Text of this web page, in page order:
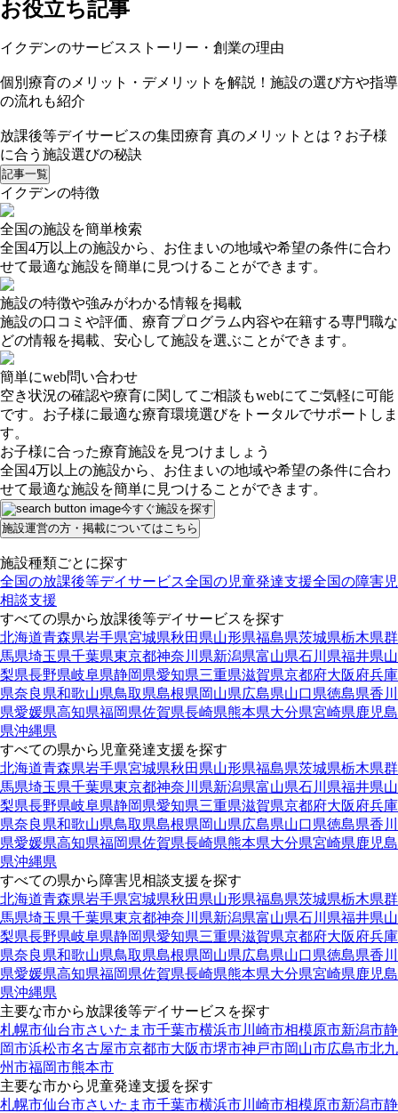
お役立ち記事
イクデンのサービスストーリー・創業の理由
個別療育のメリット・デメリットを解説！施設の選び方や指導
の流れも紹介
放課後等デイサービスの集団療育 真のメリットとは？お子様
に合う施設選びの秘訣
記事一覧
イクデンの特徴
全国の施設を簡単検索
全国4万以上の施設から、お住まいの地域や希望の条件に合わ
せて最適な施設を簡単に見つけることができます。
施設の特徴や強みがわかる情報を掲載
施設の口コミや評価、療育プログラム内容や在籍する専門職な
どの情報を掲載、安心して施設を選ぶことができます。
簡単にweb問い合わせ
空き状況の確認や療育に関してご相談もwebにてご気軽に可能
です。お子様に最適な療育環境選びをトータルでサポートしま
す。
お子様に合った療育施設を見つけましょう
全国4万以上の施設から、お住まいの地域や希望の条件に合わ
せて最適な施設を簡単に見つけることができます。
今すぐ施設を探す
施設運営の方・掲載についてはこちら
施設種類ごとに探す
全国の放課後等デイサービス全国の児童発達支援全国の障害児
相談支援
すべての県から放課後等デイサービスを探す
北海道青森県岩手県宮城県秋田県山形県福島県茨城県栃木県群
馬県埼玉県千葉県東京都神奈川県新潟県富山県石川県福井県山
梨県長野県岐阜県静岡県愛知県三重県滋賀県京都府大阪府兵庫
県奈良県和歌山県鳥取県島根県岡山県広島県山口県徳島県香川
県愛媛県高知県福岡県佐賀県長崎県熊本県大分県宮崎県鹿児島
県沖縄県
すべての県から児童発達支援を探す
北海道青森県岩手県宮城県秋田県山形県福島県茨城県栃木県群
馬県埼玉県千葉県東京都神奈川県新潟県富山県石川県福井県山
梨県長野県岐阜県静岡県愛知県三重県滋賀県京都府大阪府兵庫
県奈良県和歌山県鳥取県島根県岡山県広島県山口県徳島県香川
県愛媛県高知県福岡県佐賀県長崎県熊本県大分県宮崎県鹿児島
県沖縄県
すべての県から障害児相談支援を探す
北海道青森県岩手県宮城県秋田県山形県福島県茨城県栃木県群
馬県埼玉県千葉県東京都神奈川県新潟県富山県石川県福井県山
梨県長野県岐阜県静岡県愛知県三重県滋賀県京都府大阪府兵庫
県奈良県和歌山県鳥取県島根県岡山県広島県山口県徳島県香川
県愛媛県高知県福岡県佐賀県長崎県熊本県大分県宮崎県鹿児島
県沖縄県
主要な市から放課後等デイサービスを探す
札幌市仙台市さいたま市千葉市横浜市川崎市相模原市新潟市静
岡市浜松市名古屋市京都市大阪市堺市神戸市岡山市広島市北九
州市福岡市熊本市
主要な市から児童発達支援を探す
札幌市仙台市さいたま市千葉市横浜市川崎市相模原市新潟市静